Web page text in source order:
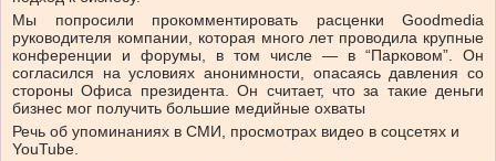
Мы попросили прокомментировать расценки Goodmedia
руководителя компании, которая много лет проводила крупные
конференции и форумы, в том числе — в “Парковом”. Он
согласился на условиях анонимности, опасаясь давления со
стороны Офиса президента. Он считает, что за такие деньги
бизнес мог получить большие медийные охваты
Речь об упоминаниях в СМИ, просмотрах видео в соцсетях и
YouTube.